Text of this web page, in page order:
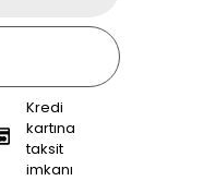
Kredi
kartına
taksit
imkanı